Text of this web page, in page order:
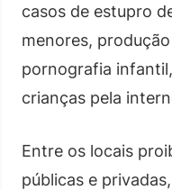
casos de estupro
menores,
pornografia
crianças pela
Entre os locais
públicas e